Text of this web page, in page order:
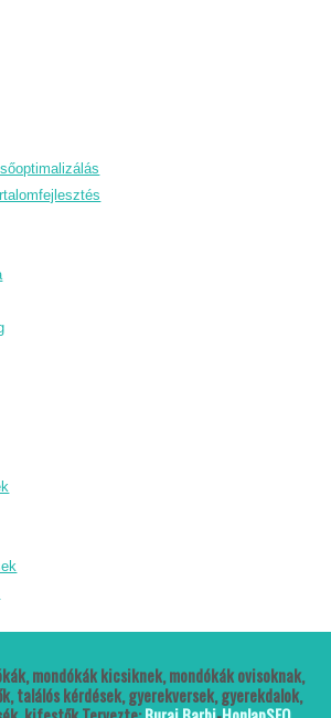
mondókák kicsiknek, mondókák ovisoknak,
találós kérdések, gyerekversek, gyerekdalok,